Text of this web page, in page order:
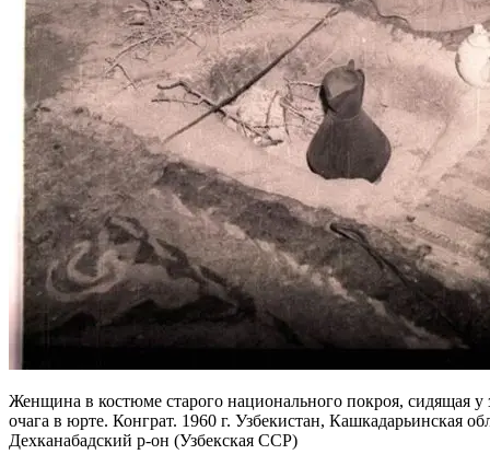
Женщина в костюме старого национального покроя, сидящая у
очага в юрте. Конграт. 1960 г. Узбекистан, Кашкадарьинская
Дехканабадский р-он (Узбекская ССР)